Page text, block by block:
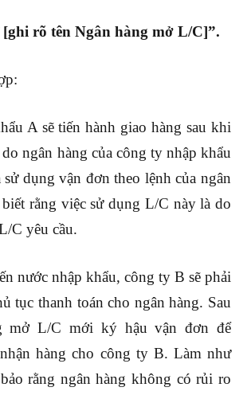
[ghi rõ tên Ngân hàng mở L/C]”.
A sẽ tiến hành giao hàng sau khi
ngân hàng của công ty nhập khẩu
dụng vận đơn theo lệnh của ngân
rằng việc sử dụng L/C này là do
C yêu cầu.
nước nhập khẩu, công ty B sẽ phải
tục thanh toán cho ngân hàng. Sau
mở L/C mới ký hậu vận đơn để
hàng cho công ty B. Làm như
rằng ngân hàng không có rủi ro